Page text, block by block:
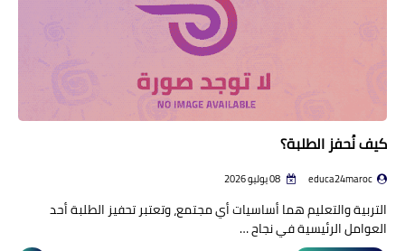
كيف نُحفز الطلبة؟
educa24maroc
التربية والتعليم هما أساسيات أي مجتمع، وتعتبر تحفيز الطلبة أحد
العوامل الرئيسية في نجاح …